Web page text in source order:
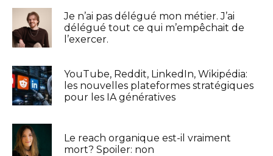
Je n’ai pas délégué mon métier. J’ai
délégué tout ce qui m’empêchait de
l’exercer.
YouTube, Reddit, LinkedIn, Wikipédia:
les nouvelles plateformes stratégiques
pour les IA génératives
Le reach organique est-il vraiment
mort? Spoiler: non